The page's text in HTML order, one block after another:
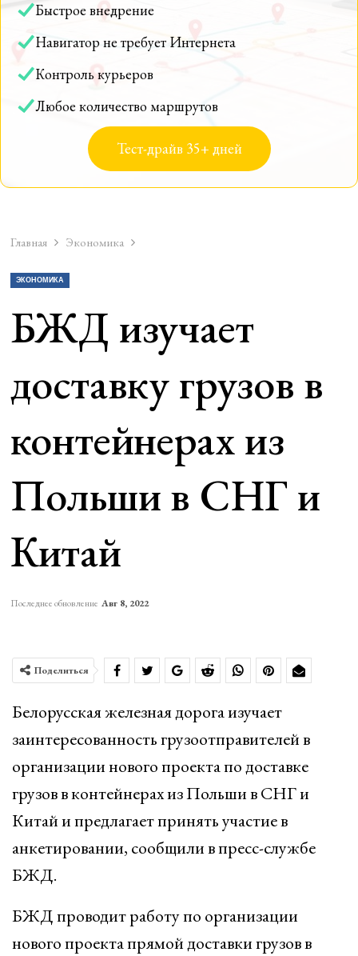
Быстрое внедрение
Навигатор не требует Интернета
Контроль курьеров
Любое количество маршрутов
Тест-драйв 35+ дней
Главная Экономика
ЭКОНОМИКА
БЖД изучает
доставку грузов в
контейнерах из
Польши в СНГ и
Китай
Последнее обновление Авг 8, 2022
Поделиться
Белорусская железная дорога изучает
заинтересованность грузоотправителей в
организации нового проекта по доставке
грузов в контейнерах из Польши в СНГ и
Китай и предлагает принять участие в
анкетировании, сообщили в пресс-службе
БЖД.
БЖД проводит работу по организации
нового проекта прямой доставки грузов в